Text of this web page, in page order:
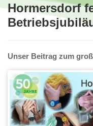
Hormersdorf
Unser Beitrag zum